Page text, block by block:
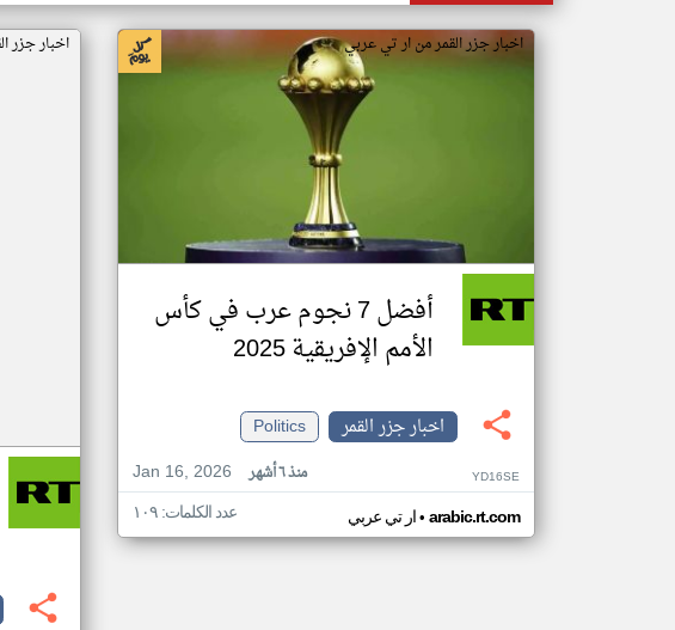
اخبار جزر القمر من ار تي عربي
أفضل 7 نجوم عرب في كأس
الأمم الإفريقية 2025
اخبار جزر القمر
Politics
Jan 16, 2026
منذ ٦ أشهر YD16SE
ار تي عربي• arabic.rt.com عدد الكلمات: ١٠٩
اخبار جزر